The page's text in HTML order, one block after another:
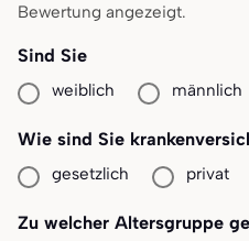
Bewertung angezeigt.
Sind Sie
weiblich männlich
Wie sind Sie
gesetzlich privat
Zu welcher Altersgruppe